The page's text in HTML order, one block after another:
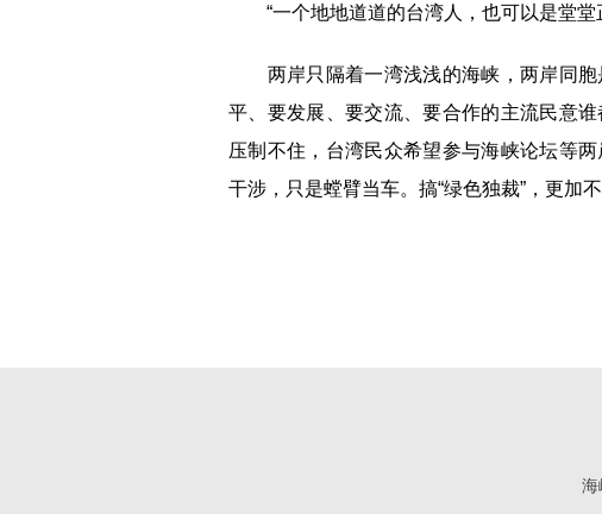
“一个地地道道的台湾人，也可以是堂堂
两岸只隔着一湾浅浅的海峡，两岸同胞
平、要发展、要交流、要合作的主流民意
压制不住，台湾民众希望参与海峡论坛等
干涉，只是螳臂当车。搞“绿色独裁”，更加